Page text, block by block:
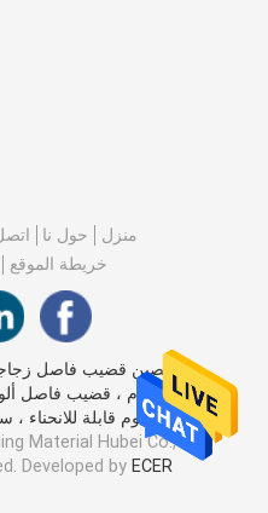
منزل حول نا
خريطة الموقع
الصين قضيب فاصل
ملحوم ، قضيب فاصل
الألومنيوم قابلة للانحناء
Material Hubei Co.,
Developed by ECER